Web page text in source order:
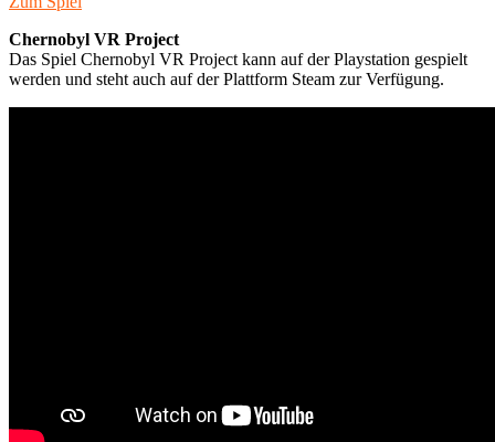
Chernobyl VR Project
Das Spiel Chernobyl VR Project kann auf der Playstation gespielt
werden und steht auch auf der Plattform Steam zur Verfügung.